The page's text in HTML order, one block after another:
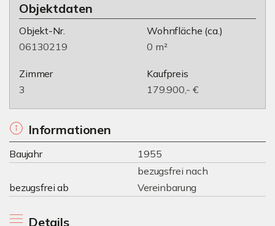
Objektdaten
Objekt-Nr.
06130219
Wohnfläche (ca.)
0 m²
Zimmer
3
Kaufpreis
179.900,- €
Informationen
Baujahr 1955
bezugsfrei ab
bezugsfrei nach
Vereinbarung
Details